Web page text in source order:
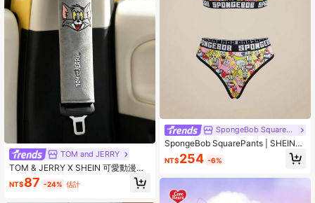
TOM and JERRY
TOM & JERRY X SHEIN 可愛動漫毛
絨汽車安全帶套，柔軟舒適肩墊，通
用設計適用於大多數車輛，1件/2件裝
NT$87 -24% 估計
SpongeBob SquarePants
SpongeBob SquarePants | SHEIN
女款卡通印花內衣套裝
NT$254 -6%